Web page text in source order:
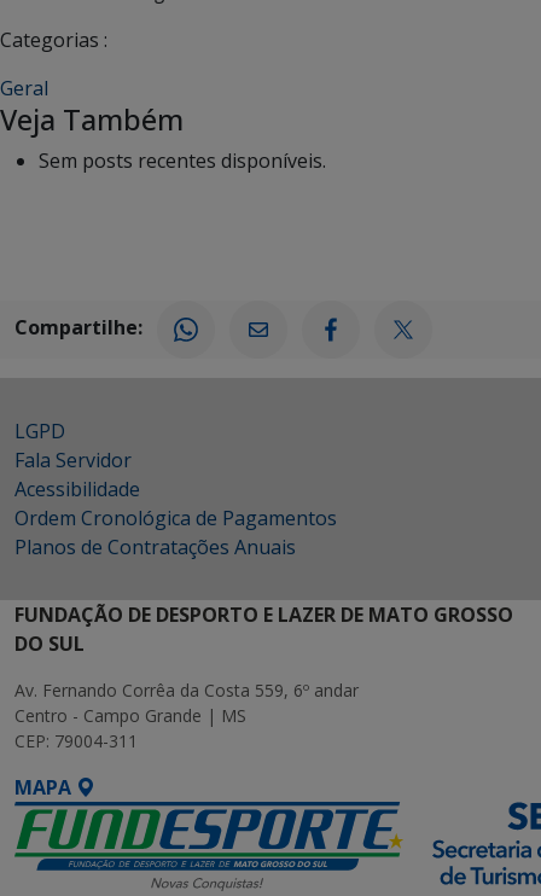
Categorias :
Geral
Veja Também
Sem posts recentes disponíveis.
Compartilhe:
LGPD
Fala Servidor
Acessibilidade
Ordem Cronológica de Pagamentos
Planos de Contratações Anuais
FUNDAÇÃO DE DESPORTO E LAZER DE MATO GROSSO
DO SUL
Av. Fernando Corrêa da Costa 559, 6º andar
Centro - Campo Grande | MS
CEP: 79004-311
MAPA